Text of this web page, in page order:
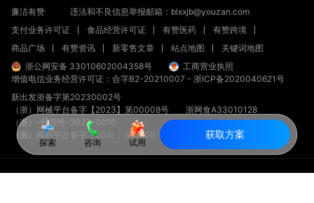
探索 咨询 试用
获取方案
廉洁有赞
违法和不良信息举报邮箱：blxxjb@youzan.com
支付业务许可证
食品经营许可证 有赞医药
有赞跨境
商品广场
有赞资讯 新零售文章 站点地图
关键词地图
浙公网安备 33010602004358号
工商营业执照
增值电信业务经营许可证：合字B2-20210007 - 浙ICP备2020040621号
新出发浙备字第20230002号
（浙）网械平台备字【2023】第00008号
浙网食A33010128
（浙）-经营性-2023-0010
（浙）网药平台备字〔2023〕第000012-000号